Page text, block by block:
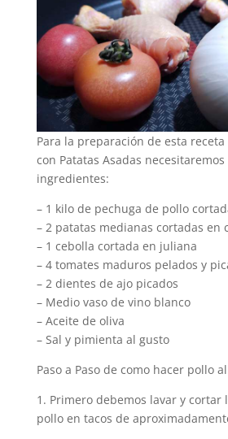
Para la preparación de esta
con Patatas Asadas
ingredientes:
– 1 kilo de pechuga de pollo
– 2 patatas medianas cortadas en
– 1 cebolla cortada en juliana
– 4 tomates maduros pelados y
– 2 dientes de ajo picados
– Medio vaso de vino blanco
– Aceite de oliva
– Sal y pimienta al gusto
Paso a Paso de como hacer pollo
1. Primero debemos lavar y cortar
pollo en tacos de